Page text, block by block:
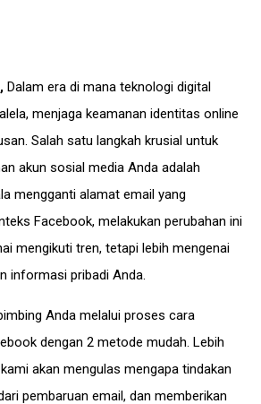
, Dalam era di mana teknologi digital
menjaga keamanan identitas online
Salah satu langkah krusial untuk
akun sosial media Anda adalah
mengganti alamat email yang
Facebook, melakukan perubahan ini
mengikuti tren, tetapi lebih mengenai
informasi pribadi Anda.
Anda melalui proses cara
dengan 2 metode mudah. Lebih
akan mengulas mengapa tindakan
pembaruan email, dan memberikan